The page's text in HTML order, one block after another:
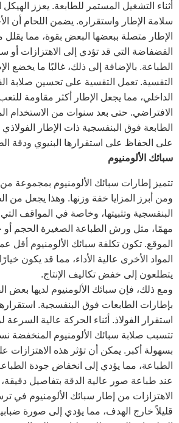
أثناء التشغيل المستمر للطابعة. يعزز
سلامة الإطار واستقراره. يضمن اللحام أن
الإطار متصلة ببعضها البعض بقوة، مما
الفضفاضة التي قد تؤدي إلى الاهتزازات أو
الطباعة. بالإضافة إلى ذلك، غالبًا ما يخضع
التقسية. تعمل التقسية على تحسين صلابة
الداخلي، مما يجعل الإطار أكثر مقاومة
الافتراضي. حتى بعد سنوات من الاستخدام
الطابعة فوق البنفسجية ذات الإطار
على الحفاظ على استقرارها البنيوي ودقة
سبائك الألومنيوم
تتميز إطارات سبائك الألومنيوم بمجموعة
ومن أبرز المزايا خفة وزنها. وهذا يجعل من
البنفسجية وتثبيتها، وخاصة في المواقف
مهمًا، مثل ورش الطباعة الصغيرة الحجم
الموقع. تكون تكلفة سبائك الألومنيوم أقل
المواد الأخرى عالية الأداء، مما قد يكون
يتطلعون إلى خفض تكاليف الإنتاج.
ومع ذلك، فإن سبائك الألومنيوم لديها بعض
بإطارات الطابعات فوق البنفسجية.
استقرار الفولاذ. أثناء الحركة عالية
تتسبب صلابة سبائك الألومنيوم المنخفضة
بسهولة أكبر. يمكن أن تؤثر هذه
الطباعة، مما يؤدي إلى انخفاض جودة
عند طباعة صور عالية الدقة بتفاصيل
الاهتزازات من إطار سبائك الألومنيوم في
قليلاً خارج الهدف، مما يؤدي إلى صورة